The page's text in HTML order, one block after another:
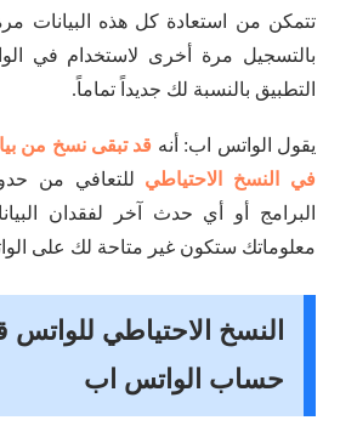
تتمكن من استعادة كل هذه البيانات
بالتسجيل مرة أخرى لاستخدام في
التطبيق بالنسبة لك جديداً تماماً.
يقول الواتس اب: أنه
في النسخ الاحتياطي للتعافي من
البرامج أو أي حدث آخر لفقدان
معلوماتك ستكون غير متاحة لك على
النسخ الاحتياطي
حساب الواتس اب